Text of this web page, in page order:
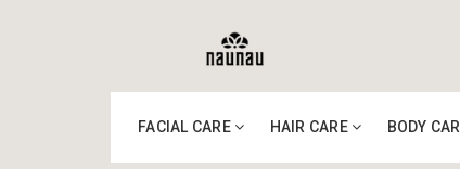
FACIAL CARE HAIR CARE BODY